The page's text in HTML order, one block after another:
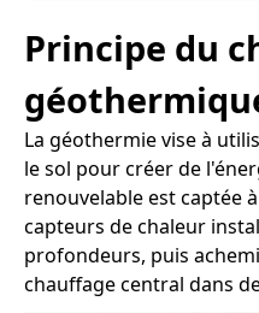
Principe du
La géothermie vise à
le sol pour créer de
renouvelable est captée
capteurs de chaleur
profondeurs, puis
chauffage central dans